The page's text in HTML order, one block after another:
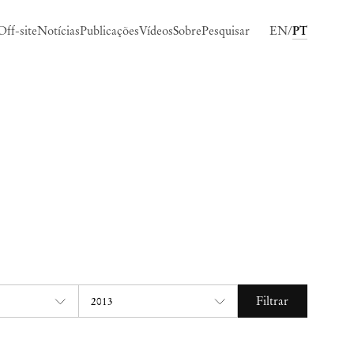
siteNotíciasPublicaçõesVídeosSobrePesquisar EN PT
Filtrar